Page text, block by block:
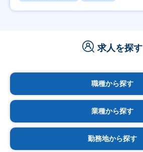
求人を探す
職種から探す
業種から探す
勤務地から探す